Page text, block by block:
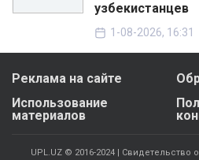
узбекистанцев
1-08-2026, 16:31
Реклама на сайте
Использование
материалов
UPL.UZ © 2016-2024 |